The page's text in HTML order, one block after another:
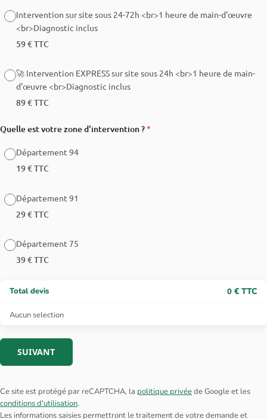
Intervention sur site sous 24-72h <br>1 heure de main-d'œuvre
<br>Diagnostic inclus
59 € TTC
🚀 Intervention EXPRESS sur site sous 24h <br>1 heure de main-
d'œuvre <br>Diagnostic inclus
89 € TTC
Quelle est votre zone d'intervention ?*
Département 94
19 € TTC
Département 91
29 € TTC
Département 75
39 € TTC
Total devis 0 € TTC
Aucun selection
SUIVANT
Ce site est protégé par reCAPTCHA, la politique privéede Google et les
conditions d'utilisation.
Les informations saisies permettront le traitement de votre demande et